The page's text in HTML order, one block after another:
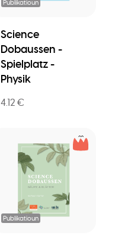
Publikatioun
Science
Dobaussen -
Spielplatz -
Physik
4.12 €
Publikatioun